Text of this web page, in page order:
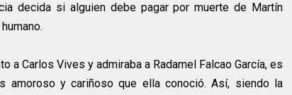
decida si alguien debe pagar por muerte de Martín
a Carlos Vives y admiraba a Radamel Falcao García, es
y cariñoso que ella conoció. Así, siendo la